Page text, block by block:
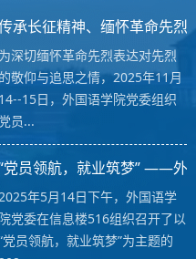
承长征精神、缅怀革命先烈
为深切缅怀革命先烈表达对先烈
敬仰与追思之情，2025年11月
14--15日，外国语学院党委组织
党员...
党员领航，就业筑梦” ——外
2025年5月14日下午，外国语学
院党委在信息楼516组织召开了以
党员领航，就业筑梦”为主题的